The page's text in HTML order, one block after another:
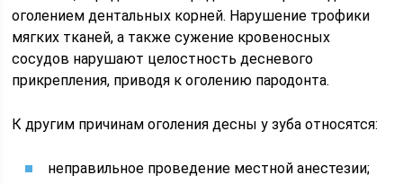
оголением дентальных корней. Нарушение трофики
мягких тканей, а также сужение кровеносных
сосудов нарушают целостность десневого
прикрепления, приводя к оголению пародонта.
К другим причинам оголения десны у зуба относятся:
неправильное проведение местной анестезии;